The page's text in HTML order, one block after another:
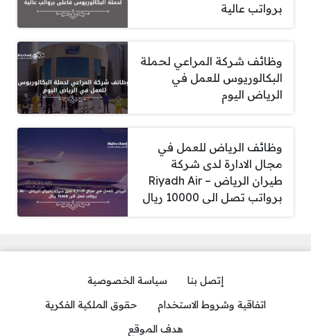
برواتب عالية
وظائف شركة المراعي لحملة
البكالوريوس للعمل في
الرياض اليوم
وظائف الرياض للعمل في
مجال الادارة لدى شركة
طيران الرياض – Riyadh Air
برواتب تصل الى 10000 ريال
إتصل بنا
سياسة الخصوصية
اتفاقية وشروط الاستخدام
حقوق الملكية الفكرية
هدف الموقع